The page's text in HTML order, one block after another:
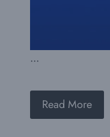
...
Read More